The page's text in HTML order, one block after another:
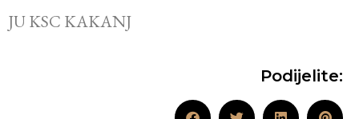
JU KSC KAKANJ
Podijelite: